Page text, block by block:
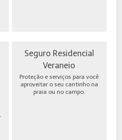
Seguro Residencial
Veraneio
Proteção e serviços para você
aproveitar o seu cantinho na
praia ou no campo.